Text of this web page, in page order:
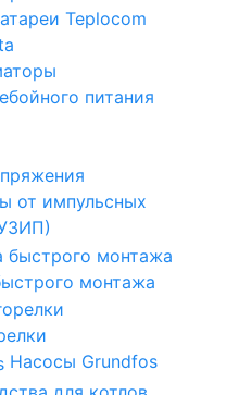
Teplocom
питания
от импульсных
монтажа
Насосы Grundfos